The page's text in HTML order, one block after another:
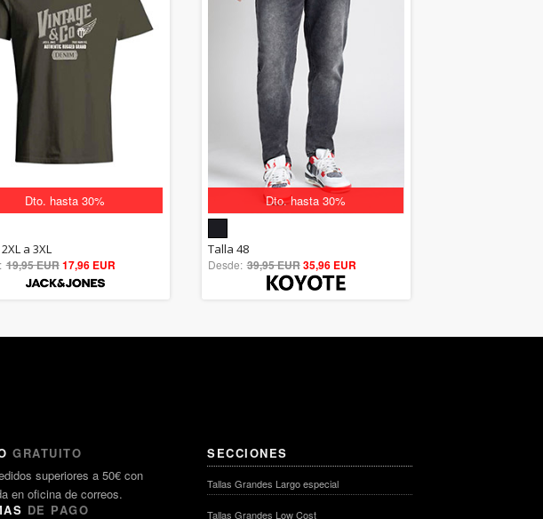
Dto. hasta 30%
5.00
out of 5
a 3XL
19,95 EUR17,96 EUR
Dto. hasta 30%
out of 5
Talla 48
Desde: 39,95 EUR35,96 EUR
GRATUITO
superiores a 50€ con
en oficina de correos.
DE PAGO
SECCIONES
Tallas Grandes Largo especial
Tallas Grandes Low Cost